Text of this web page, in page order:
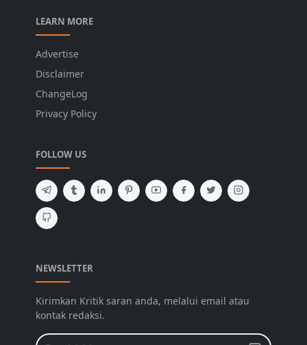
LEARN MORE
Advertise
Disclaimer
ChangeLog
Privacy Policy
FOLLOW US
NEWSLETTER
Kirimkan Kritik saran anda, melalui email atau
kontak redaksi.